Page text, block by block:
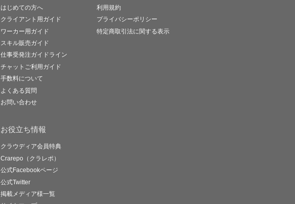
はじめての方へ
クライアント用ガイド
ワーカー用ガイド
スキル販売ガイド
仕事受発注ガイドライン
チャットご利用ガイド
手数料について
よくある質問
お問い合わせ
お役立ち情報
クラウディア会員特典
Crarepo（クラレポ）
公式Facebookページ
公式Twitter
掲載メディア様一覧
利用規約
プライバシーポリシー
特定商取引法に関する表示